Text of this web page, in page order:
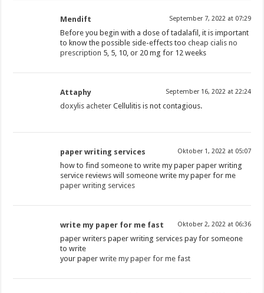
Mendift September 7, 2022 at 07:29
Before you begin with a dose of tadalafil, it is important
to know the possible side-effects toocheap cialis no
prescription 5, 5, 10, or 20 mg for 12 weeks
Attaphy September 16, 2022 at 22:24
doxylis acheter Cellulitis is not contagious.
paper writing services Oktober 1, 2022 at 05:07
how to find someone to write my paper paper writing
service reviews will someone write my paper for me
paper writing services
write my paper for me fast Oktober 2, 2022 at 06:36
paper writers paper writing services pay for someone
to write
your paperwrite my paper for me fast